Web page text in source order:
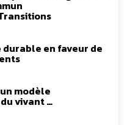
en faveur de
modèle
vivant …